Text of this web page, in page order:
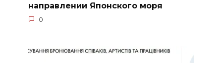
направлении Японского моря
0